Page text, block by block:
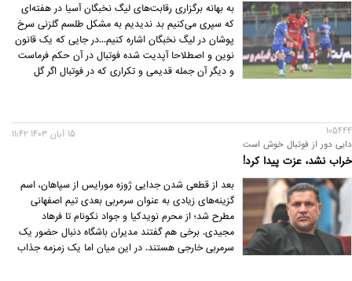
به بهانه برگزاری رقابت‌های لیگ نخبگان آسیا در هفته‌ای
که سپری می‌کنیم بد ندیدیم به مشکل طلسم گلزنی سرخ
پوشان در لیگ نخبگان اشاره کنیم...در جایی که یک قانون
نوین و اصطلاحا آپدیت شده فوتبال در آن حکم فرماست
و دیگر آن جمله قدیمی و تکراری که در فوتبال اگر گل
صورت گل نخوردن هم باید وداع زود هنگامی در همان
105444
دایی دور از فوتبال خوش است
خراب نشد، عزت پیدا کرد!
15 آبان 1403 11:42
بعد از قطعی شدن جدایی ژوزه مورایس از سپاهان، اسم
گزینه‌های زیادی به عنوان سرمربی بعدی تیم اصفهانی
مطرح شد؛ از محرم نویدکیا و جواد نکونام تا فرهاد
مجیدی. برخی هم گفتند مدیران باشگاه دنبال حضور یک
سرمربی خارجی هستند. در این میان اما یک زمزمه جذاب